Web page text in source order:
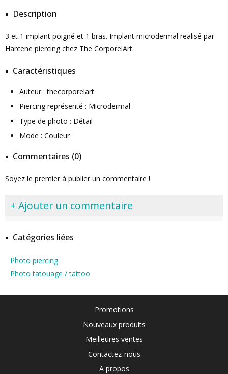
Description
3 et 1 implant poigné et 1 bras. Implant microdermal realisé par
Harcene piercing chez The CorporelArt.
Caractéristiques
Auteur : thecorporelart
Piercing représenté : Microdermal
Type de photo : Détail
Mode : Couleur
Commentaires (0)
Soyez le premier à publier un commentaire !
+ Ajouter un commentaire
Catégories liées
Photo piercing
Photo tatouage / tattoo
Promotions
Nouveaux produits
Meilleures ventes
Contactez-nous
A propos